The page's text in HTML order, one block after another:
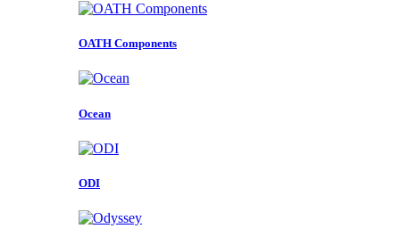
OATH Components
Ocean
ODI